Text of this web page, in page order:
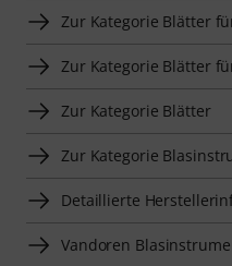
Zur Kategorie Blätter
Zur Kategorie Blätter
Zur Kategorie Blätter
Zur Kategorie
Detaillierte
Vandoren